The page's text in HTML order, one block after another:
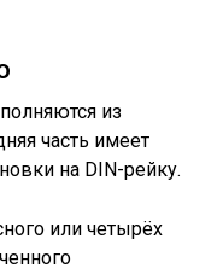
из
часть имеет
на DIN-рейку.
или четырёх